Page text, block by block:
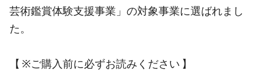
芸術鑑賞体験支援事業」の対象事業に選ばれまし
た。
【 ※ご購入前に必ずお読みください 】